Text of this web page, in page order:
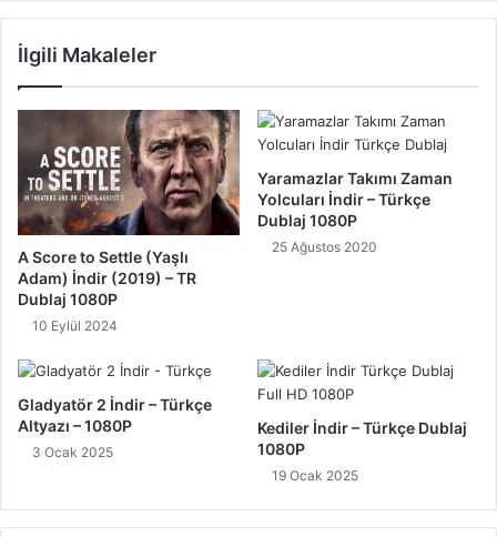
İlgili Makaleler
A Score to Settle (Yaşlı
Adam) İndir (2019) – TR
Dublaj 1080P
10 Eylül 2024
Yaramazlar Takımı Zaman
Yolcuları İndir – Türkçe
Dublaj 1080P
25 Ağustos 2020
Gladyatör 2 İndir – Türkçe
Altyazı – 1080P
3 Ocak 2025
Kediler İndir – Türkçe Dublaj
1080P
19 Ocak 2025